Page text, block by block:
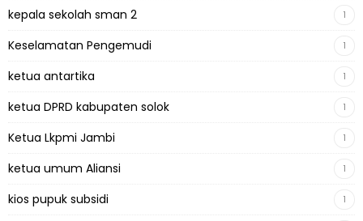
kepala sekolah sman 2 1
Keselamatan Pengemudi 1
ketua antartika 1
ketua DPRD kabupaten solok 1
Ketua Lkpmi Jambi 1
ketua umum Aliansi 1
kios pupuk subsidi 1